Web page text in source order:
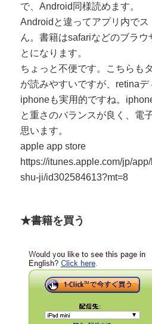
で、Android同様読めます。
Androidと違ってアプリ内で
ん。書籍はsafariなどのブラウ
とになります。
ちょっと不便です。こちらも
が読みやすいですが、retinaデ
iphoneも実用的ですね。
と重さのバランスが良く、電
思います。
apple app store
https://itunes.apple.com/jp/
shu-ji/id302584613?mt=8
★書籍を買う